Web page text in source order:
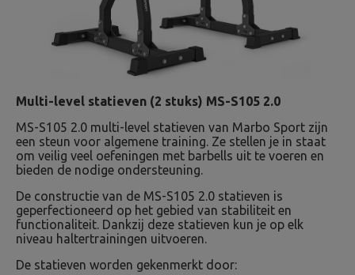
Multi-level statieven (2 stuks) MS-S105 2.0
MS-S105 2.0 multi-level statieven van Marbo Sport zijn
een steun voor algemene training. Ze stellen je in staat
om veilig veel oefeningen met barbells uit te voeren en
bieden de nodige ondersteuning.
De constructie van de MS-S105 2.0 statieven is
geperfectioneerd op het gebied van stabiliteit en
functionaliteit. Dankzij deze statieven kun je op elk
niveau haltertrainingen uitvoeren.
De statieven worden gekenmerkt door: